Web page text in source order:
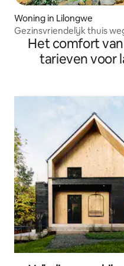
Woning in Lilongwe
Gezinsvriendelijk thuis
Het comfort
tarieven voor